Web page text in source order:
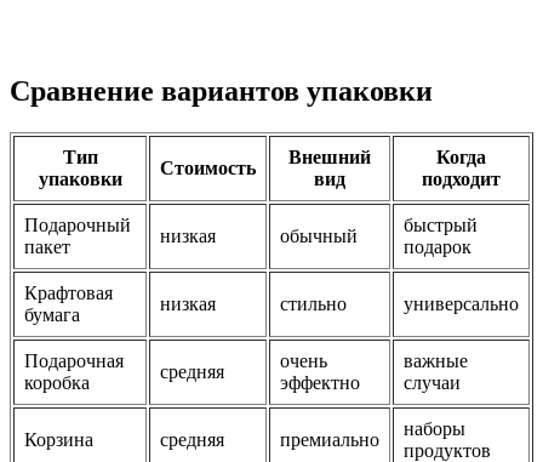
Сравнение вариантов упаковки
Тип
упаковки
Стоимость
Внешний
вид
Когда
подходит
Подарочный
пакет
низкая обычный
быстрый
подарок
Крафтовая
бумага
низкая стильно универсально
Подарочная
коробка
средняя
очень
эффектно
важные
случаи
Корзина средняя премиально
наборы
продуктов